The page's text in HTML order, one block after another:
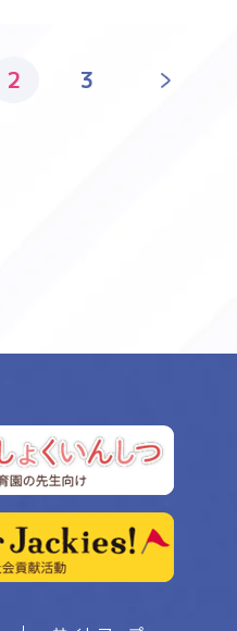
2 3